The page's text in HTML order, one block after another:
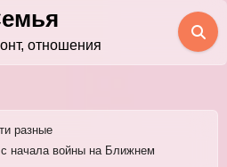
отношения
разные
начала войны на Ближнем